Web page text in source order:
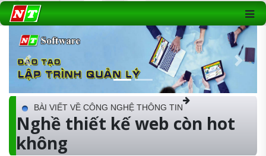
Previous Next
BÀI VIẾT VỀ CÔNG NGHỆ THÔNG TIN
Nghề thiết kế web còn hot
không